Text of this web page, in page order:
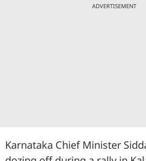
ADVERTISEMENT
Karnataka Chief Minister